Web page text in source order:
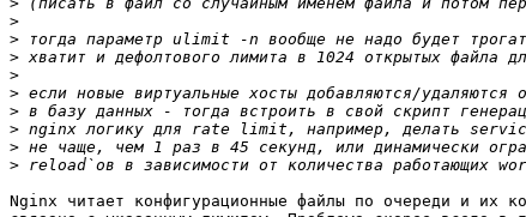
>
>
>
>
>
>
>
>
>
Nginx читает конфигурационные файлы по очереди и их